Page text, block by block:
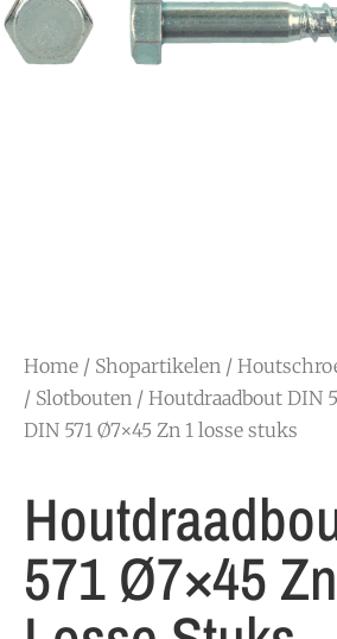
Home / Shopartikelen /
/ Slotbouten / Houtdraadbout DIN
DIN 571 Ø7×45 Zn 1 losse stuks
571 Ø7×45